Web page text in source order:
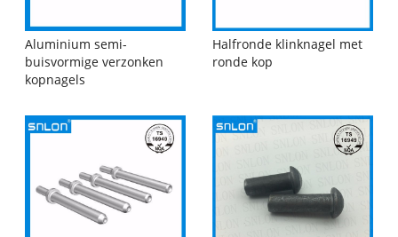
Aluminium semi-
buisvormige verzonken
kopnagels
Halfronde klinknagel met
ronde kop